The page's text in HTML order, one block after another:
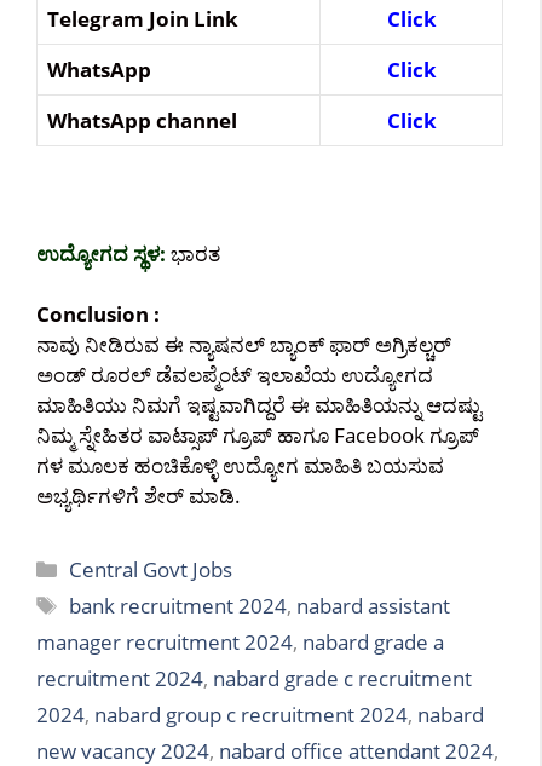
Telegram Join Link
Click
WhatsApp
Click
WhatsApp channel
Click
ಉದ್ಯೋಗದ ಸ್ಥಳ: ಭಾರತ
Conclusion :
ನಾವು ನೀಡಿರುವ ಈ ನ್ಯಾಷನಲ್ ಬ್ಯಾಂಕ್ ಫಾರ್ ಅಗ್ರಿಕಲ್ಚರ್
ಅಂಡ್ ರೂರಲ್ ಡೆವಲಪ್ಮೆಂಟ್ ಇಲಾಖೆಯ ಉದ್ಯೋಗದ
ಮಾಹಿತಿಯು ನಿಮಗೆ ಇಷ್ಟವಾಗಿದ್ದರೆ ಈ ಮಾಹಿತಿಯನ್ನು ಆದಷ್ಟು
ನಿಮ್ಮ ಸ್ನೇಹಿತರ ವಾಟ್ಸಾಪ್ ಗ್ರೂಪ್ ಹಾಗೂ Facebook ಗ್ರೂಪ್
ಗಳ ಮೂಲಕ ಹಂಚಿಕೊಳ್ಳಿ ಉದ್ಯೋಗ ಮಾಹಿತಿ ಬಯಸುವ
ಅಭ್ಯರ್ಥಿಗಳಿಗೆ ಶೇರ್ ಮಾಡಿ.
Categories
Central Govt Jobs
Tags
bank recruitment 2024, nabard assistant
manager recruitment 2024, nabard grade a
recruitment 2024, nabard grade c recruitment
2024, nabard group c recruitment 2024, nabard
new vacancy 2024, nabard office attendant 2024,